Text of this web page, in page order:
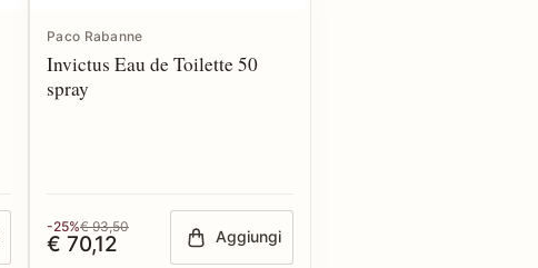
Paco Rabanne
Invictus Eau de Toilette 50
spray
-25%€ 93,50
€ 70,12 Aggiungi